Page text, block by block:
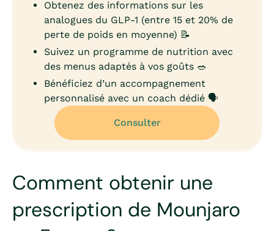
Obtenez des informations sur les
analogues du GLP-1 (entre 15 et 20% de
perte de poids en moyenne) 📝
Suivez un programme de nutrition avec
des menus adaptés à vos goûts 🥗
Bénéficiez d’un accompagnement
personnalisé avec un coach dédié 🗣️
Consulter
Comment obtenir une
prescription de Mounjaro